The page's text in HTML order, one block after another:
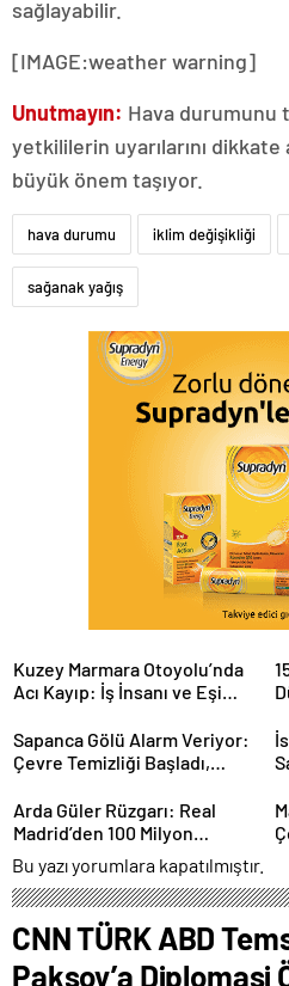
sağlayabilir.
[IMAGE:weather warning]
Unutmayın: Hava durumunu
yetkililerin uyarılarını
büyük önem taşıyor.
hava durumu iklim değişikliği
sağanak yağış
Kuzey Marmara Otoyolu’nda
Acı Kayıp: İş İnsanı ve Eşi
Sapanca Gölü Alarm Veriyor:
Çevre Temizliği Başladı,
Arda Güler Rüzgarı: Real
Madrid’den 100 Milyon
Euro’luk Değerlendirme
Bu yazı yorumlara kapatılmıştır.
CNN TÜRK ABD
Paksoy’a Diplomasi